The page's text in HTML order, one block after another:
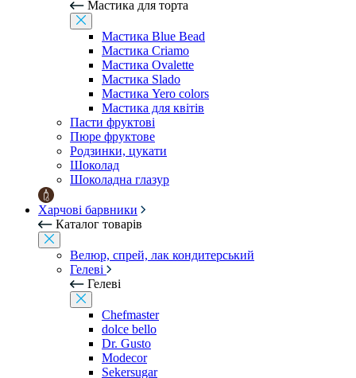
Мастика для торта
Мастика Blue Bead
Мастика Criamo
Мастика Ovalette
Мастика Slado
Мастика Yero colors
Мастика для квітів
Пасти фруктові
Пюре фруктове
Родзинки, цукати
Шоколад
Шоколадна глазур
Харчові барвники
Каталог товарів
Велюр, спрей, лак кондитерський
Гелеві
Гелеві
Chefmaster
dolce bello
Dr. Gusto
Modecor
Sekersugar